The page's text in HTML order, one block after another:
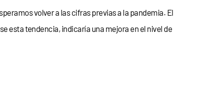
volver a las cifras previas a la pandemia. El
esta tendencia, indicaría una mejora en el nivel de